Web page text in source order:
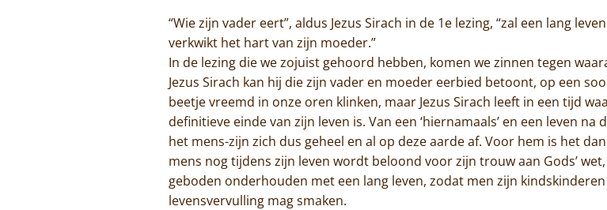
“Wie zijn vader eert”, aldus Jezus Sirach in de 1e lezing, “zal een lang
verkwikt het hart van zijn moeder.”
In de lezing die we zojuist gehoord hebben, komen we zinnen tegen
Jezus Sirach kan hij die zijn vader en moeder eerbied betoont, op een
beetje vreemd in onze oren klinken, maar Jezus Sirach leeft in een tijd
definitieve einde van zijn leven is. Van een ‘hiernamaals’ en een leven
het mens-zijn zich dus geheel en al op deze aarde af. Voor hem is het
mens nog tijdens zijn leven wordt beloond voor zijn trouw aan Gods’
geboden onderhouden met een lang leven, zodat men zijn
levensvervulling mag smaken.